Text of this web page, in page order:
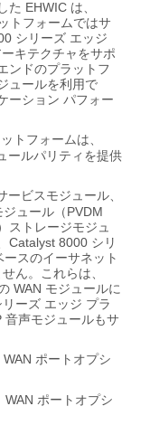
た EHWIC は、
トフォームではサ
シリーズ エッジ
ーキテクチャをサポ
ンドのプラットフ
ュールを利用で
ーション パフォー
トフォームは、
ールパリティを提供
ービスモジュール、
ジュール（ PVDM
ストレージモジュ
Catalyst 8000 シリ
ースのイーサネット
ん。これらは、
WAN モジュールに
リーズ エッジ プラ
音声モジュールもサ
WAN ポートオプシ
WAN ポートオプシ